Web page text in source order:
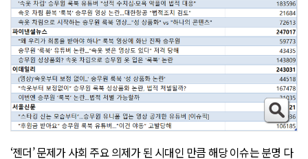
‘젠더’ 문제가 사회 주요 의제가 된 시대인 만큼 해당 이슈는 분명 다